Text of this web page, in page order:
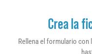
Crea la
Rellena el formulario